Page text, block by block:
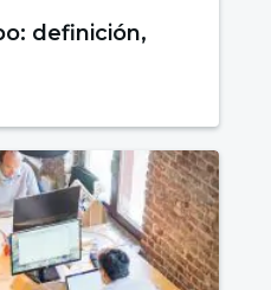
definición,